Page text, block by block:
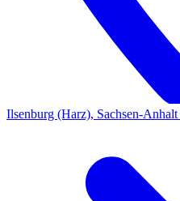
Ilsenburg (Harz), Sachsen-Anhalt